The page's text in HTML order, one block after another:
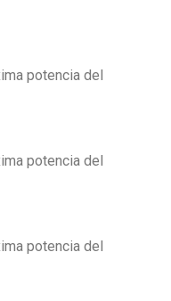
potencia del
potencia del
potencia del